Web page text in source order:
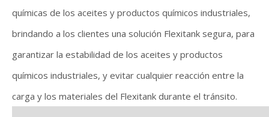
químicas de los aceites y productos químicos industriales,
brindando a los clientes una solución Flexitank segura, para
garantizar la estabilidad de los aceites y productos
químicos industriales, y evitar cualquier reacción entre la
carga y los materiales del Flexitank durante el tránsito.